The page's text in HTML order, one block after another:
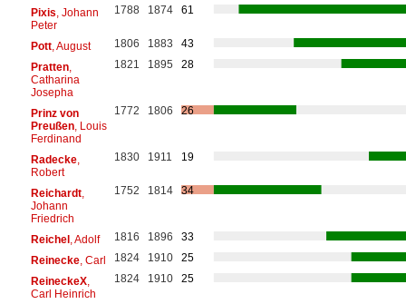
Pixis , Johann
Peter
1788 1874 61
Pott, August 1806 1883
43
Pratten,
Catharina
Josepha
1821 1895 28
Prinz von
Preußen, Louis
Ferdinand
1772 1806 26
Radecke,
Robert
1830 1911 19
Reichardt,
Johann
Friedrich
1752 1814 34
Reichel, Adolf 1816 1896
33
Reinecke, Carl 1824 1910
25
ReineckeX,
Carl Heinrich
1824 1910 25